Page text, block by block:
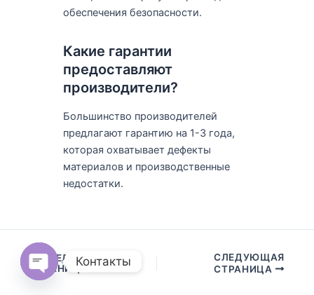
обеспечения безопасности.
Какие гарантии
предоставляют
производители?
Большинство производителей
предлагают гарантию на 1-3 года,
которая охватывает дефекты
материалов и производственные
недостатки.
ПРЕДЫДУЩАЯ
СТРАНИЦА
СЛЕДУЮЩАЯ
СТРАНИЦА
Контакты
Open